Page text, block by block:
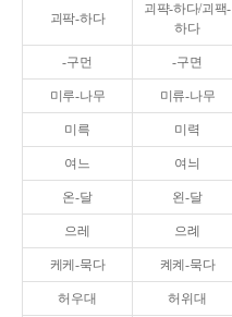
괴팍-하다
괴퍅-하다/괴팩-
하다
-구먼 -구면
미루-나무 미류-나무
미륵 미력
여느 여늬
온-달 왼-달
으레 으례
케케-묵다 켸켸-묵다
허우대 허위대